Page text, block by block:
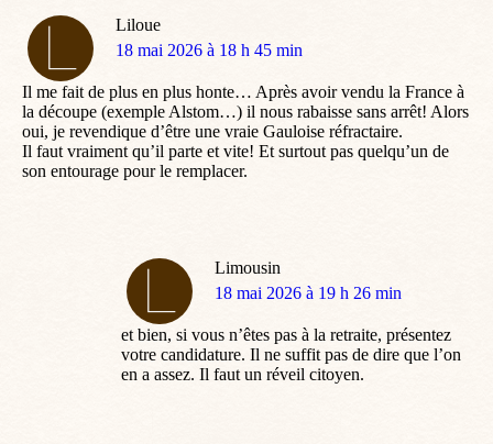
Liloue
dit
18 mai 2026 à 18 h 45 min
Il me fait de plus en plus honte… Après avoir vendu la France à
la découpe (exemple Alstom…) il nous rabaisse sans arrêt! Alors
oui, je revendique d’être une vraie Gauloise réfractaire.
Il faut vraiment qu’il parte et vite! Et surtout pas quelqu’un de
son entourage pour le remplacer.
Limousin
dit
18 mai 2026 à 19 h 26 min
et bien, si vous n’êtes pas à la retraite, présentez
votre candidature. Il ne suffit pas de dire que l’on
en a assez. Il faut un réveil citoyen.